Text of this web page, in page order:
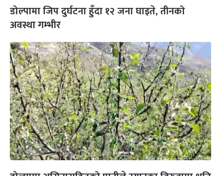
डोल्पामा जिप दुर्घटना हुँदा १२ जना घाइते, तीनको
अवस्था गम्भीर